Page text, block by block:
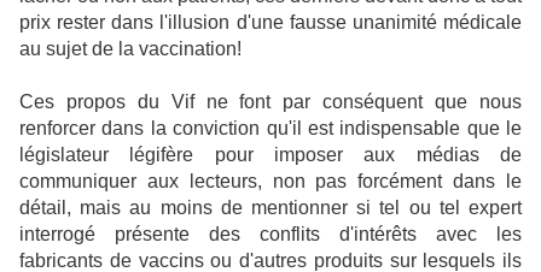
prix rester dans l'illusion d'une fausse unanimité médicale
au sujet de la vaccination!
Ces propos du Vif ne font par conséquent que nous
renforcer dans la conviction qu'il est indispensable que le
législateur légifère pour imposer aux médias de
communiquer aux lecteurs, non pas forcément dans le
détail, mais au moins de mentionner si tel ou tel expert
interrogé présente des conflits d'intérêts avec les
fabricants de vaccins ou d'autres produits sur lesquels ils